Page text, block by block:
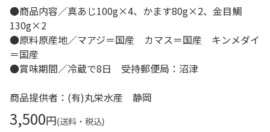
●商品内容／真あじ100g×4、かます80g×2、金目鯛
130g×2
●原料原産地／マアジ＝国産 カマス＝国産 キンメダイ
＝国産
●賞味期間／冷蔵で8日 受持郵便局：沼津
商品提供者：(有)丸栄水産 静岡
3,500円(送料・税込)